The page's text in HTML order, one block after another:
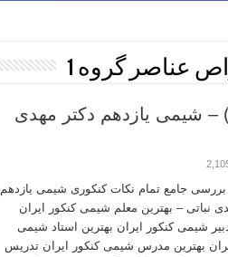
عناصر گروه 1
۱ (فلزات قلیایی) – شیمی یازدهم دکتر مهدی
بررسی جامع تمام نکات کنکوری شیمی یازدهم
نباتی – بهترین معلم شیمی کنکور ایران
شیمی کنکور ایران بهترین استاد شیمی
بهترین مدرس شیمی کنکور ایران تدریس